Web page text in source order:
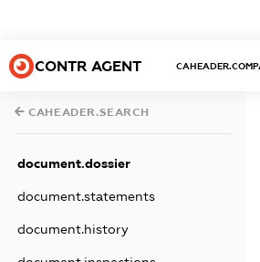
CONTR AGENT
CAHEADER.SEARCH
document.dossier
document.statements
document.history